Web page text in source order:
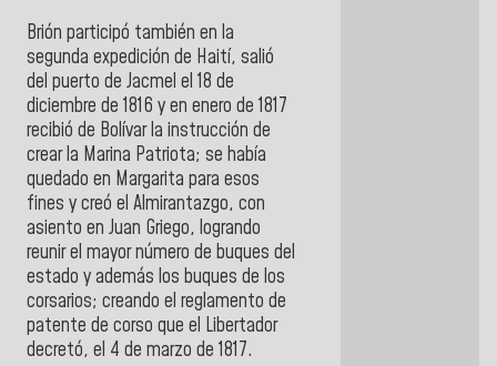
Brión participó también en la
segunda expedición de Haití, salió
del puerto de Jacmel el 18 de
diciembre de 1816 y en enero de 1817
recibió de Bolívar la instrucción de
crear la Marina Patriota; se había
quedado en Margarita para esos
fines y creó el Almirantazgo, con
asiento en Juan Griego, logrando
reunir el mayor número de buques del
estado y además los buques de los
corsarios; creando el reglamento de
patente de corso que el Libertador
decretó, el 4 de marzo de 1817.